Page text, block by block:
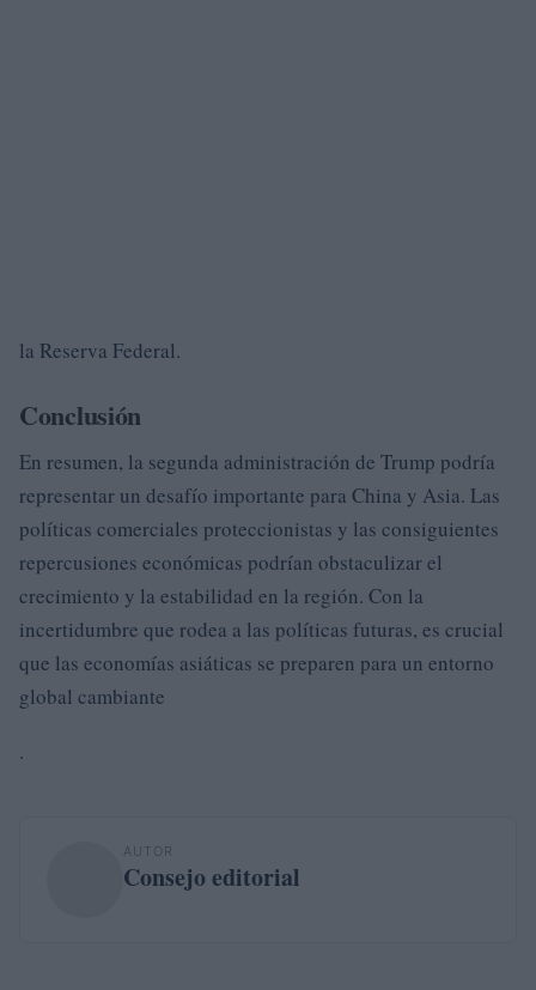
la Reserva Federal.
Conclusión
En resumen, la segunda administración de Trump podría
representar un desafío importante para China y Asia. Las
políticas comerciales proteccionistas y las consiguientes
repercusiones económicas podrían obstaculizar el
crecimiento y la estabilidad en la región. Con la
incertidumbre que rodea a las políticas futuras, es crucial
que las economías asiáticas se preparen para un entorno
global cambiante
.
AUTOR
Consejo editorial